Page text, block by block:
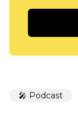
🎤 Podcast